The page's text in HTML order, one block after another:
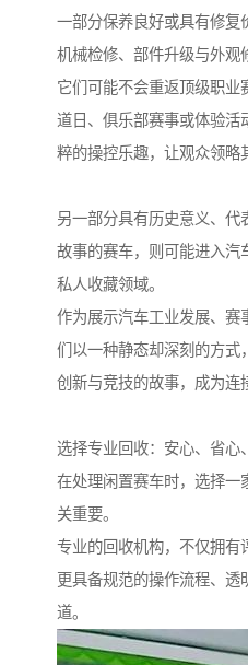
一部分保养良好或具有修复
机械检修、部件升级与外观
它们可能不会重返顶级职业
道日、俱乐部赛事或体验活
粹的操控乐趣，让观众领略
另一部分具有历史意义、代
故事的赛车，则可能进入汽
私人收藏领域。
作为展示汽车工业发展、赛
们以一种静态却深刻的方式
创新与竞技的故事，成为连
选择专业回收：安心、省心
在处理闲置赛车时，选择一
关重要。
专业的回收机构，不仅拥有
更具备规范的操作流程、
道。